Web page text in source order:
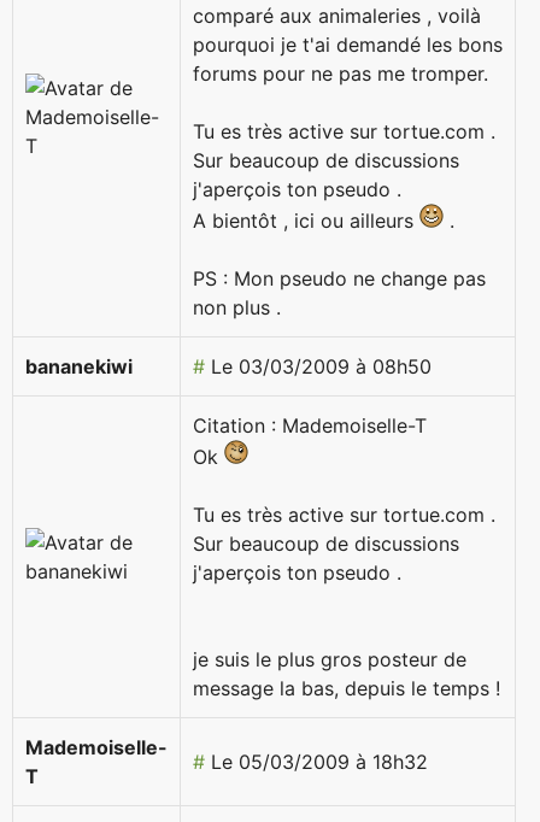
comparé aux animaleries , voilà
pourquoi je t'ai demandé les bons
forums pour ne pas me tromper.
Tu es très active sur tortue.com .
Sur beaucoup de discussions
j'aperçois ton pseudo .
A bientôt , ici ou ailleurs
.
PS : Mon pseudo ne change pas
non plus .
bananekiwi # Le 03/03/2009 à 08h50
Citation : Mademoiselle-T
Ok
Tu es très active sur tortue.com .
Sur beaucoup de discussions
j'aperçois ton pseudo .
je suis le plus gros posteur de
message la bas, depuis le temps !
Mademoiselle-
T
# Le 05/03/2009 à 18h32